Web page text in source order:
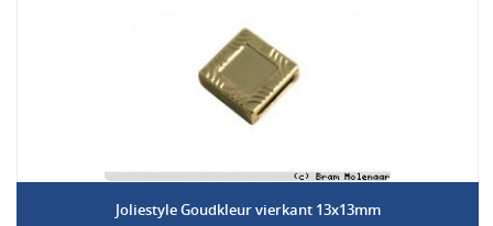
Joliestyle Goudkleur vierkant 13x13mm